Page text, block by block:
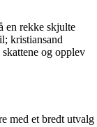
en rekke skjulte
kristiansand
og opplev
med et bredt utvalg